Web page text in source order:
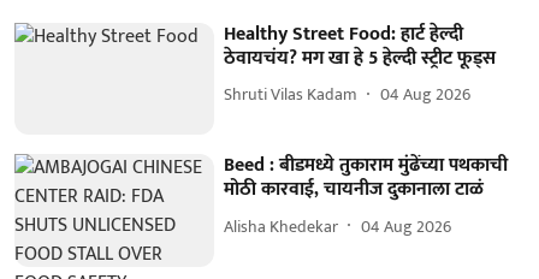
Healthy Street Food: हार्ट हेल्दी
ठेवायचंय? मग खा हे 5 हेल्दी स्ट्रीट फूड्स
Shruti Vilas Kadam 04 Aug 2026
Beed : बीडमध्ये तुकाराम मुंढेंच्या पथकाची
मोठी कारवाई, चायनीज दुकानाला टाळं
Alisha Khedekar 04 Aug 2026